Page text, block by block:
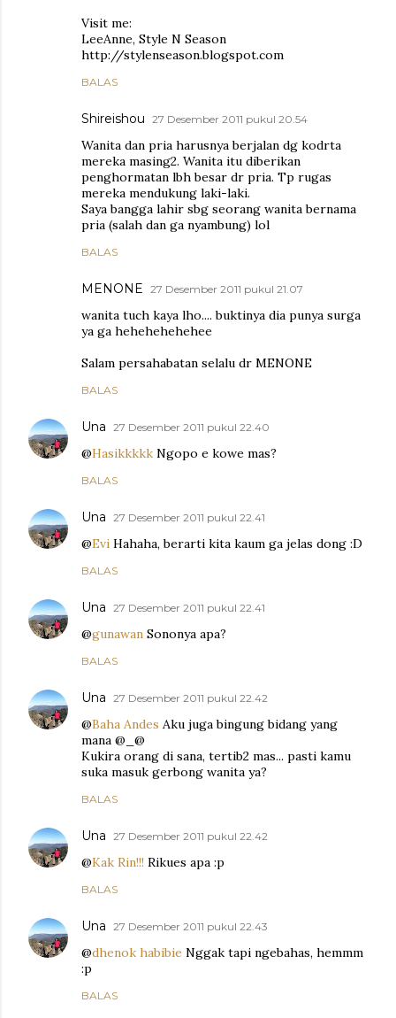
Visit me:
LeeAnne, Style N Season
http://stylenseason.blogspot.com
BALAS
Shireishou 27 Desember 2011 pukul 20.54
Wanita dan pria harusnya berjalan dg kodrta
mereka masing2. Wanita itu diberikan
penghormatan lbh besar dr pria. Tp rugas
mereka mendukung laki-laki.
Saya bangga lahir sbg seorang wanita bernama
pria (salah dan ga nyambung) lol
BALAS
MENONE 27 Desember 2011 pukul 21.07
wanita tuch kaya lho.... buktinya dia punya surga
ya ga hehehehehehee
Salam persahabatan selalu dr MENONE
BALAS
Una 27 Desember 2011 pukul 22.40
@Hasikkkkk Ngopo e kowe mas?
BALAS
Una 27 Desember 2011 pukul 22.41
@Evi Hahaha, berarti kita kaum ga jelas dong :D
BALAS
Una 27 Desember 2011 pukul 22.41
@gunawan Sononya apa?
BALAS
Una 27 Desember 2011 pukul 22.42
@Baha Andes Aku juga bingung bidang yang
mana @_@
Kukira orang di sana, tertib2 mas... pasti kamu
suka masuk gerbong wanita ya?
BALAS
Una 27 Desember 2011 pukul 22.42
@Kak Rin!!! Rikues apa :p
BALAS
Una 27 Desember 2011 pukul 22.43
@dhenok habibie Nggak tapi ngebahas, hemmm
:p
BALAS